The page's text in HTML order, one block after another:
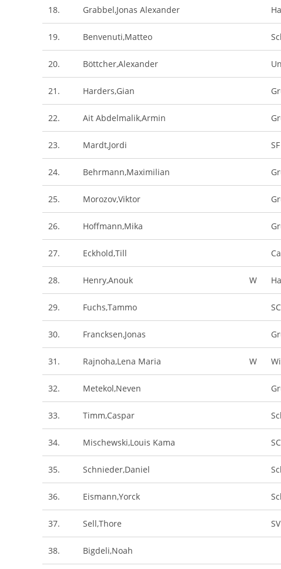
18. Grabbel,Jonas Alexander
19. Benvenuti,Matteo
20. Böttcher,Alexander
21. Harders,Gian
22. Ait Abdelmalik,Armin
23. Mardt,Jordi
24. Behrmann,Maximilian
25. Morozov,Viktor
26. Hoffmann,Mika
27. Eckhold,Till
28. Henry,Anouk W
29. Fuchs,Tammo
30. Francksen,Jonas
31. Rajnoha,Lena Maria W
32. Metekol,Neven
33. Timm,Caspar
34. Mischewski,Louis Kama
35. Schnieder,Daniel
36. Eismann,Yorck
37. Sell,Thore
38. Bigdeli,Noah